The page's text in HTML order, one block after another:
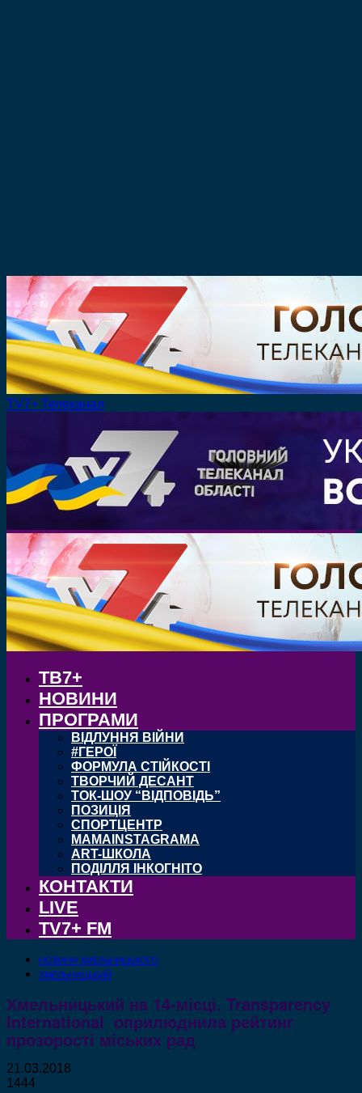
TV7+ Телеканал
ТВ7+
НОВИНИ
ПРОГРАМИ
ВІДЛУННЯ ВІЙНИ
#ГЕРОЇ
ФОРМУЛА СТІЙКОСТІ
ТВОРЧИЙ ДЕСАНТ
ТОК-ШОУ “ВІДПОВІДЬ”
ПОЗИЦІЯ
СПОРТЦЕНТР
MAMAINSTAGRAMA
ART-ШКОЛА
ПОДІЛЛЯ ІНКОГНІТО
КОНТАКТИ
LIVE
TV7+ FM
НОВИНИ ХМЕЛЬНИЦЬКОГО
ХМЕЛЬНИЦЬКИЙ
Хмельницький на 14-місці. Transparency
International оприлюднила рейтинг
прозорості міських рад
21.03.2018
1444